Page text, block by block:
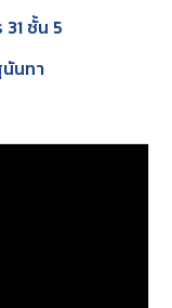
ชั้น 5
นทา